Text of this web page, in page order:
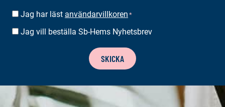
SUOSTUMUS *
Jag har läst användarvillkoren *
BESTÄLLA
Jag vill beställa Sb-Hems Nyhetsbrev
SKICKA